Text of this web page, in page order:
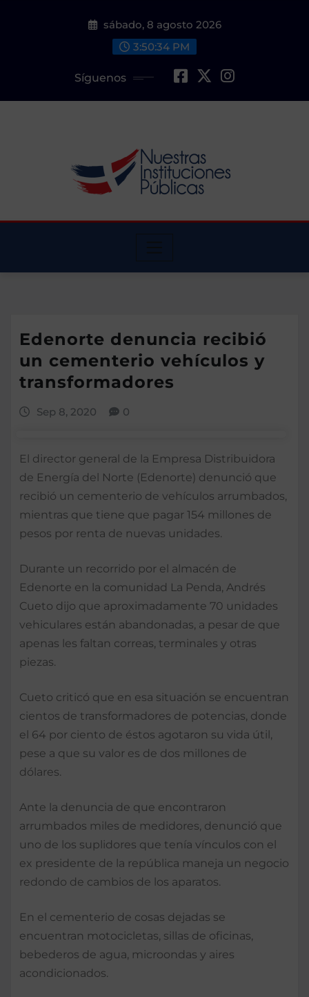
sábado, 8 agosto 2026
3:50:36 PM
Síguenos
Edenorte denuncia recibió
un cementerio vehículos y
transformadores
Sep 8, 2020 0
El director general de la Empresa Distribuidora
de Energía del Norte (Edenorte) denunció que
recibió un cementerio de vehículos arrumbados,
mientras que tiene que pagar 154 millones de
pesos por renta de nuevas unidades.
Durante un recorrido por el almacén de
Edenorte en la comunidad La Penda, Andrés
Cueto dijo que aproximadamente 70 unidades
vehiculares están abandonadas, a pesar de que
apenas les faltan correas, terminales y otras
piezas.
Cueto criticó que en esa situación se encuentran
cientos de transformadores de potencias, donde
el 64 por ciento de éstos agotaron su vida útil,
pese a que su valor es de dos millones de
dólares.
Ante la denuncia de que encontraron
arrumbados miles de medidores, denunció que
uno de los suplidores que tenía vínculos con el
ex presidente de la república maneja un negocio
redondo de cambios de los aparatos.
En el cementerio de cosas dejadas se
encuentran motocicletas, sillas de oficinas,
bebederos de agua, microondas y aires
acondicionados.